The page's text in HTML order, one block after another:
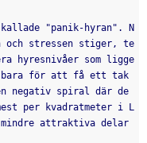
"panik-hyran". N
och stressen stiger, te
hyresnivåer som ligge
bara för att få ett tak
negativ spiral där de
per kvadratmeter i L
attraktiva delar